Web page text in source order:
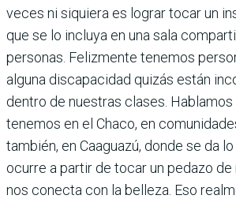
veces ni siquiera es lograr tocar un
que se lo incluya en una sala
personas. Felizmente tenemos
alguna discapacidad quizás están
dentro de nuestras clases.
tenemos en el Chaco, en
también, en Caaguazú, donde se da
ocurre a partir de tocar un pedazo
nos conecta con la belleza. Eso